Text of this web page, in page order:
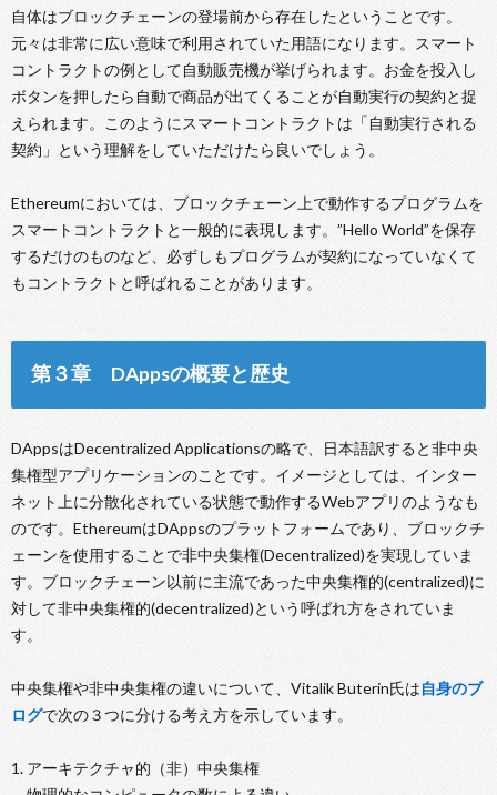
自体はブロックチェーンの登場前から存在したということです。
元々は非常に広い意味で利用されていた用語になります。スマート
コントラクトの例として自動販売機が挙げられます。お金を投入し
ボタンを押したら自動で商品が出てくることが自動実行の契約と捉
えられます。このようにスマートコントラクトは「自動実行される
契約」という理解をしていただけたら良いでしょう。
Ethereumにおいては、ブロックチェーン上で動作するプログラムを
スマートコントラクトと一般的に表現します。”Hello World”を保存
するだけのものなど、必ずしもプログラムが契約になっていなくて
もコントラクトと呼ばれることがあります。
第３章 DAppsの概要と歴史
DAppsはDecentralized Applicationsの略で、日本語訳すると非中央
集権型アプリケーションのことです。イメージとしては、インター
ネット上に分散化されている状態で動作するWebアプリのようなも
のです。EthereumはDAppsのプラットフォームであり、ブロックチ
ェーンを使用することで非中央集権(Decentralized)を実現していま
す。ブロックチェーン以前に主流であった中央集権的(centralized)に
対して非中央集権的(decentralized)という呼ばれ方をされていま
す。
中央集権や非中央集権の違いについて、Vitalik Buterin氏は自身のブ
ログで次の３つに分ける考え方を示しています。
1. アーキテクチャ的（非）中央集権